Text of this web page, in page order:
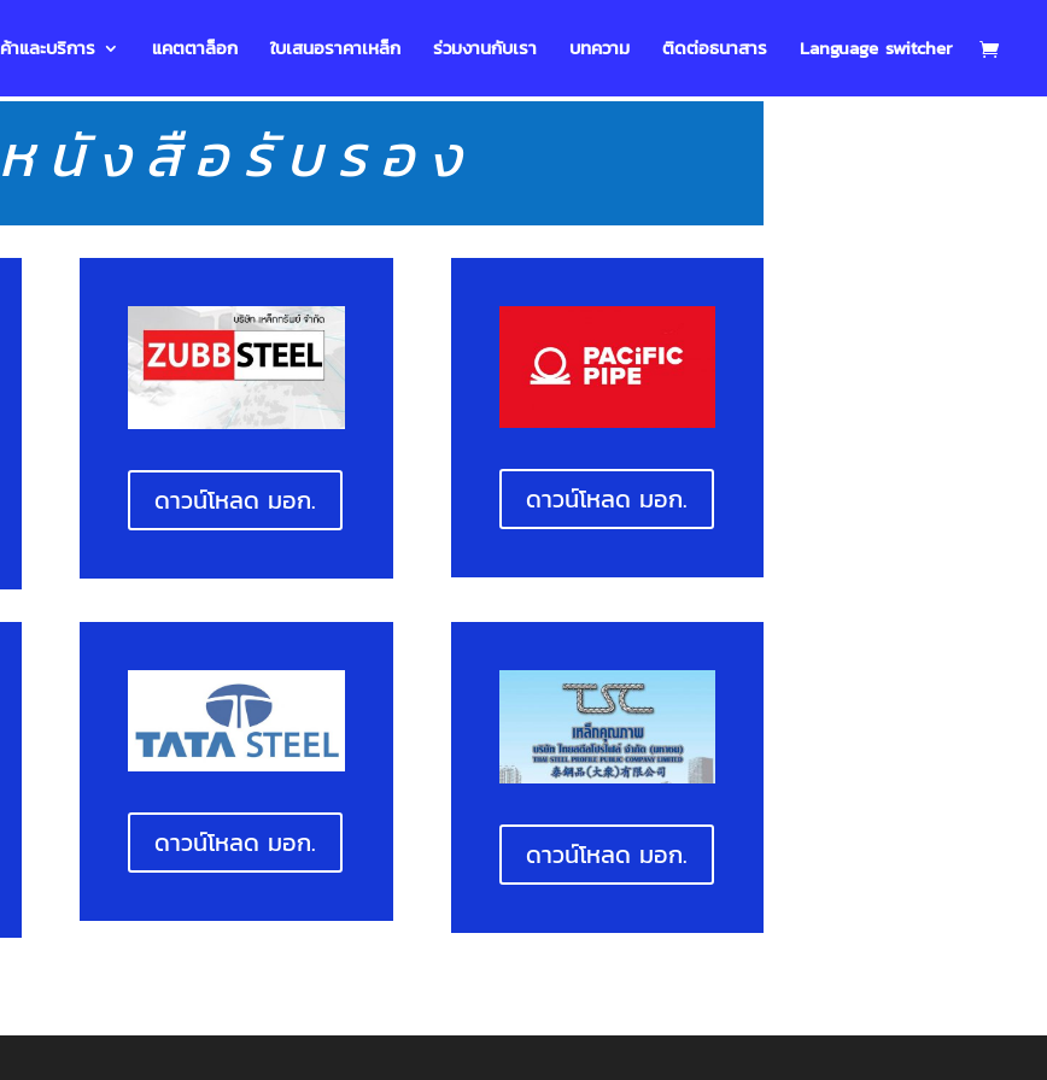
าและบริการ แคตตาล็อก ใบเสนอราคาเหล็ก ร่วมงานกับเรา บทความ ติดต่อธนาสาร Language switcher
หนังสือรับรอง
ดาวน์โหลด มอก. ดาวน์โหลด มอก.
ดาวน์โหลด มอก. ดาวน์โหลด มอก.